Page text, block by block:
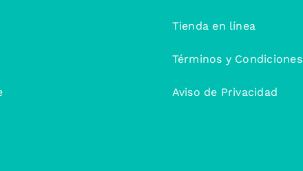
Tienda en línea
Términos y Condiciones
Aviso de Privacidad